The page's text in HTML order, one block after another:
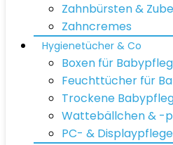
Zahnbürsten &
Zahncremes
Hygienetücher & Co
Boxen für
Feuchttücher für
Trockene
Wattebällchen & -
PC- & Displaypflege